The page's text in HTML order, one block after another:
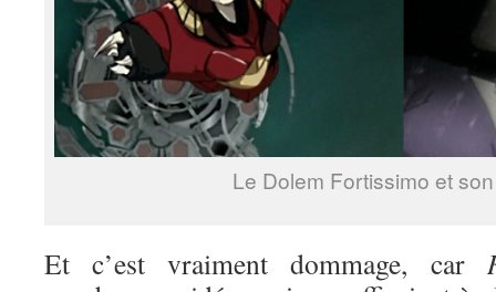
Le Dolem Fortissimo et
Et c’est vraiment dommage, car